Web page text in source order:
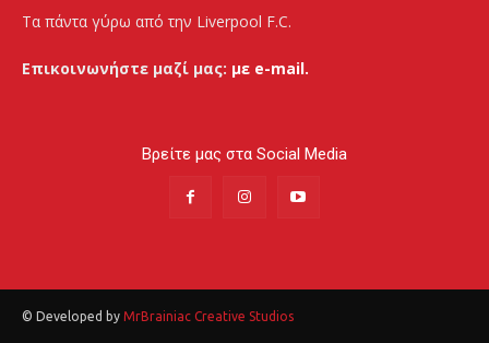
Τα πάντα γύρω από την Liverpool F.C.
Επικοινωνήστε μαζί μας: με e-mail.
Βρείτε μας στα Social Media
© Developed by MrBrainiac Creative Studios